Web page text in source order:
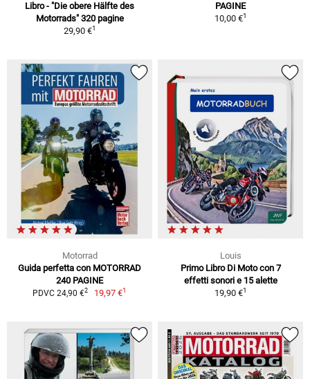
Libro - "Die obere Hälfte des
Motorrads" 320 pagine
29,90 €1
PAGINE
10,00 €1
Motorrad
Guida perfetta con MOTORRAD
240 PAGINE
PDVC 24,90 €2 19,97 €1
Louis
Primo Libro Di Moto con 7
effetti sonori e 15 alette
19,90 €1